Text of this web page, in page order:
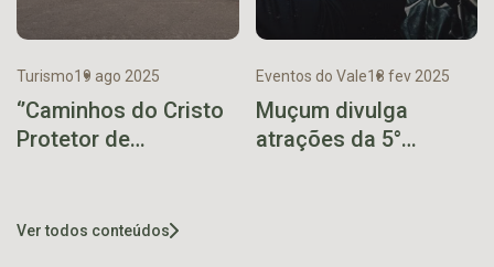
Turismo19 ago 2025
‘’Caminhos do Cristo
Protetor de
Eventos do Vale18 fev 2025
Muçum divulga
atrações da 5°
Ver todos conteúdos